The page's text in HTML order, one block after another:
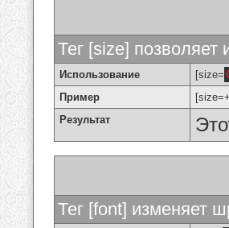
Тег [size]
Использование [size=
Пример
Результат
Тег [font] изменяет